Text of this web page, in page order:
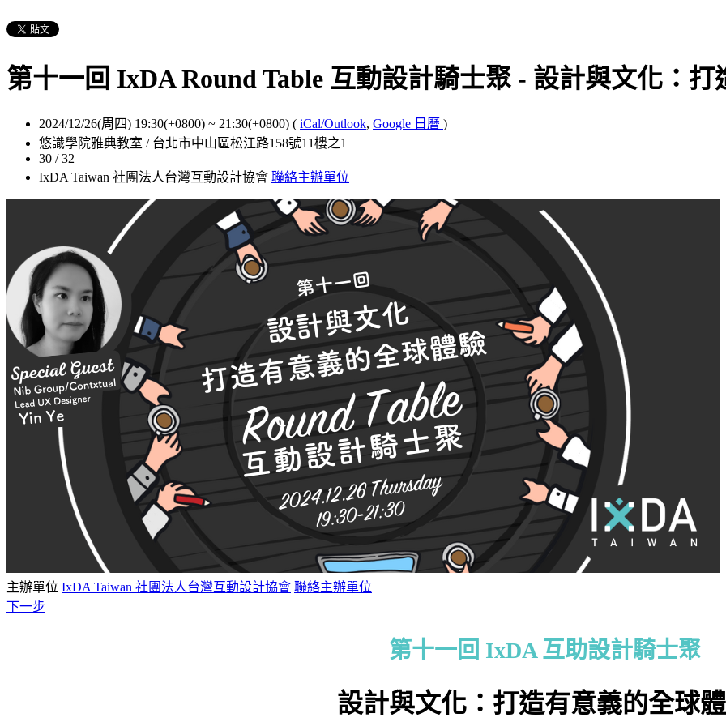
第十一回 IxDA Round Table 互動設計騎士聚 - 設計與文化：
2024/12/26(周四) 19:30(+0800) ~ 21:30(+0800) ( iCal/Outlook, Google 日曆 )
悠識學院雅典教室 / 台北市中山區松江路158號11樓之1
30 / 32
IxDA Taiwan 社團法人台灣互動設計協會 聯絡主辦單位
主辦單位 IxDA Taiwan 社團法人台灣互動設計協會 聯絡主辦單位
下一步
第十一回 IxDA 互助設計騎士聚
設計與文化：打造有意義的全球